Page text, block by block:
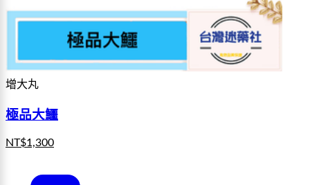
增大丸
極品大鱷
NT$1,300